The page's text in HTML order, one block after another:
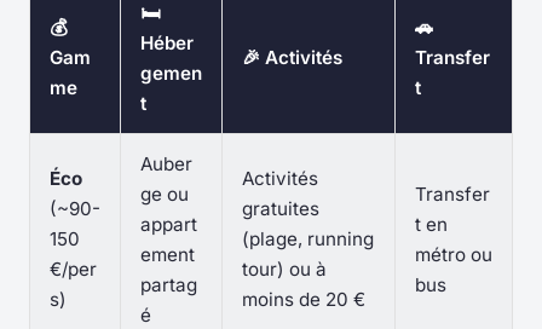
💰
Gam
me
🛏️
Héber
gemen
t
🎉 Activités
🚗
Transfer
t
Éco
(~90-
150
€/per
s)
Auber
ge ou
appart
ement
partag
é
Activités
gratuites
(plage, running
tour) ou à
moins de 20 €
Transfer
t en
métro ou
bus